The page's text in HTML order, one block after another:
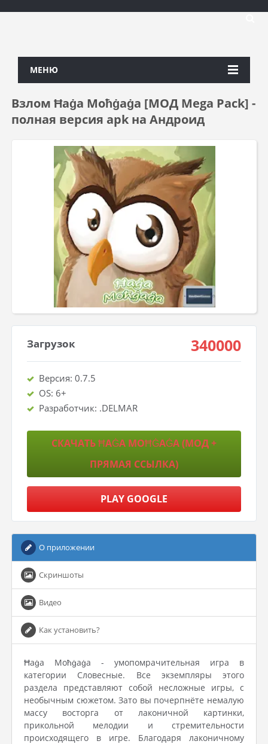
МЕНЮ
Взлом Ħaġa Moħġaġa [МОД Mega Pack] -
полная версия apk на Андроид
Загрузок 340000
Версия: 0.7.5
OS: 6+
Разработчик: .DELMAR
СКАЧАТЬ ĦAĠA MOĦĠAĠA (МОД +
ПРЯМАЯ ССЫЛКА)
PLAY GOOGLE
О приложении
Скриншоты
Видео
Как установить?
Ħaġa Moħġaġa - умопомрачительная игра в
категории Словесные. Все экземпляры этого
раздела представляют собой несложные игры, с
необычным сюжетом. Зато вы почерпнёте немалую
массу восторга от лаконичной картинки,
прикольной мелодии и стремительности
происходящего в игре. Благодаря лаконичному